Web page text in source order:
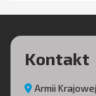
Kontakt
Armii